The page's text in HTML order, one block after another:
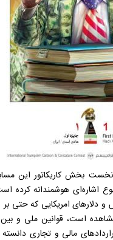
بخش کاریکاتور این
اشاره‌ای هوشمندانه کرده
و دلارهای امریکایی که حتی
است، قوانین ملی و
مالی و تجاری